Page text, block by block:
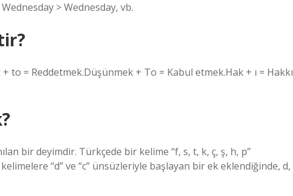
> Wednesday, vb.
to = Reddetmek.Düşünmek + To = Kabul etmek.Hak + ı = Hakkı
bir deyimdir. Türkçede bir kelime “f, s, t, k, ç, ş, h, p”
“d” ve “c” ünsüzleriyle başlayan bir ek eklendiğinde, d,